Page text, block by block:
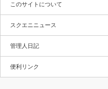
このサイトについて
スクエニニュース
管理人日記
便利リンク